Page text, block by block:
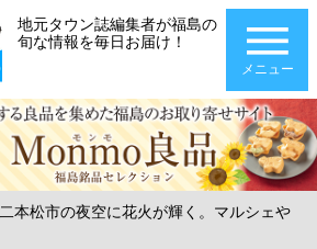
地元タウン誌編集者が福島の
旬な情報を毎日お届け！
メニュー
二本松市の夜空に花火が輝く。マルシェや